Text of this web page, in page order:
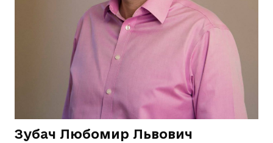
Зубач Любомир Львович